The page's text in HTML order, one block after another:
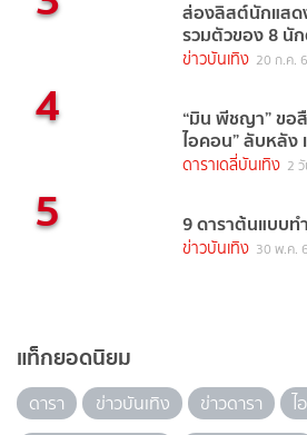
ส่องลิสต์นักแสด
รวมตัวของ 8 นั
ข่าวบันเทิง 20 ก.ค.
4 “มิน พีชญา” ขอ
ไอคอน” ลับหลัง
ดาราเดลี่บันเทิง 2
5 9 ดาราต้นแบบ
ข่าวบันเทิง 30 พ.ค.
แท็กยอดนิยม
ดารา ข่าวบันเทิง ข่าวดารา